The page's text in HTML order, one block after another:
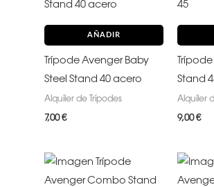
AÑADIR
Trípode Avenger Baby
Steel Stand 40 acero
Alquiler de Trípodes
7,00€
Stand
Alquiler
9,00€